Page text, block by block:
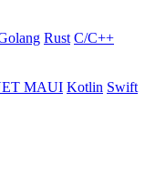
Rust C/C++
MAUI Kotlin Swift